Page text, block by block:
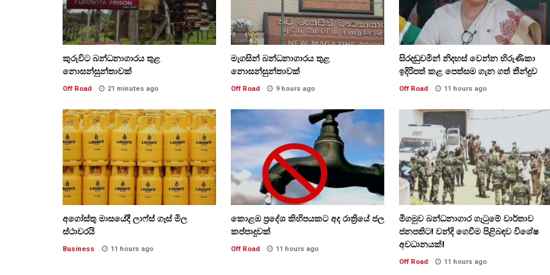
කුරුවිට බන්ධනාගාරය තුළ
නොසන්සුන්තාවක්
Off Road 21 minutes ago
මැගසින් බන්ධනාගාරය තුළ
නොසන්සුන්තාවක්
Off Road 9 hours ago
සිරදඬුවමින් නිදහස් වෙන්න හිරුණිකා
ඉදිරිපත් කළ පෙත්සම ගැන ගත් තීන්දුව
Off Road 11 hours ago
අගෝස්තු මාසයේදී ලාෆ්ස් ගෑස් මිල
ස්ථාවරයි
Business 11 hours ago
කොළඹ ප්‍රදේශ කිහිපයකට අද රාත්‍රියේ ජල
කප්පාදුවක්
Off Road 11 hours ago
මීගමුව බන්ධනාගාර ගැටුමේ වාර්තාව
ජනපතිට! වන්දි ගෙවීම පිළිබඳව විශේෂ
අවධානයක්!
Off Road 11 hours ago